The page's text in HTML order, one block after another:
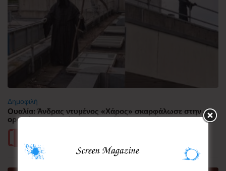
Δημοφιλή
Ουαλία: Άνδρας ντυμένος «Χάρος» σκαρφάλωσε στην
οροφή νοσοκομείου και προκάλεσε πανικό